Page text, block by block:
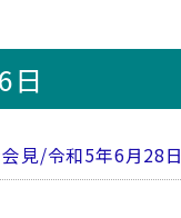
日
見/令和5年6月28日